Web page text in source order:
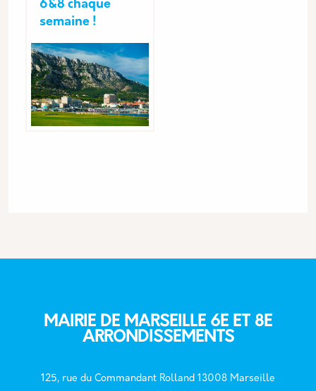
6&8 chaque
semaine !
MAIRIE DE MARSEILLE 6E ET 8E
ARRONDISSEMENTS
125, rue du Commandant Rolland 13008 Marseille